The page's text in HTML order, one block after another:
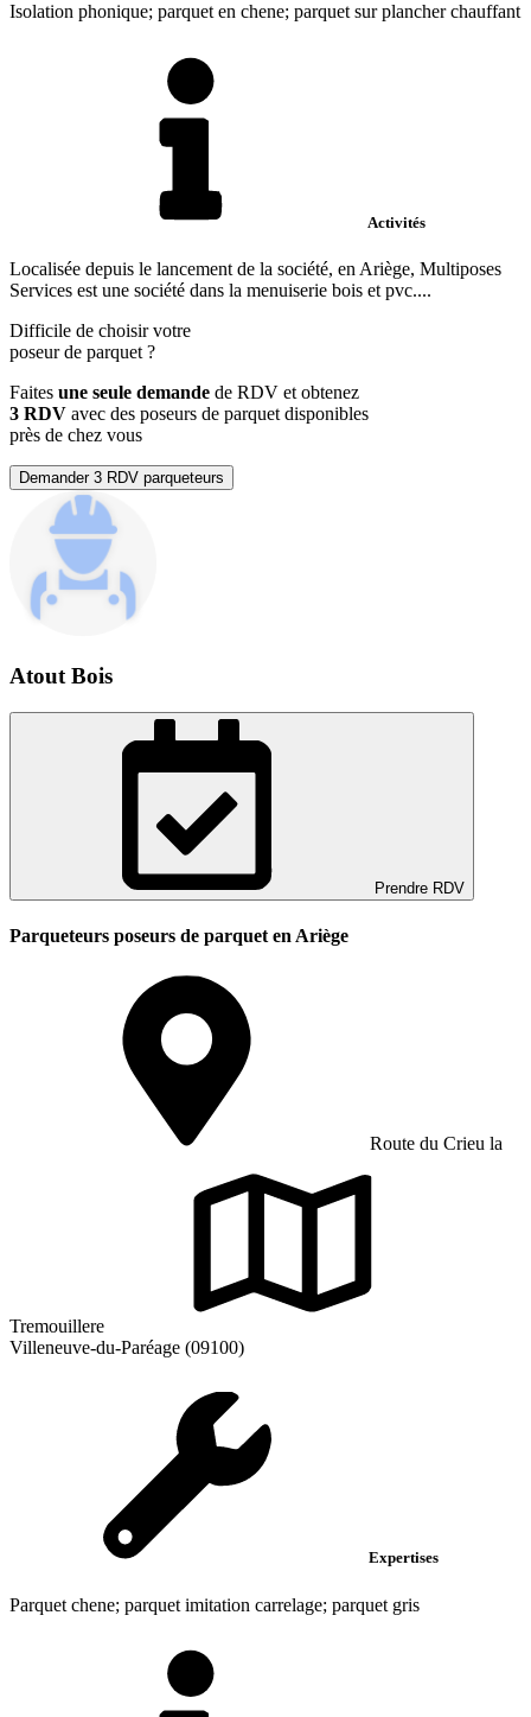
Isolation phonique; parquet en chene; parquet sur plancher chauffant
Activités
Localisée depuis le lancement de la société, en Ariège, Multiposes
Services est une société dans la menuiserie bois et pvc....
Difficile de choisir votre
poseur de parquet ?
Faites une seule demande de RDV et obtenez
3 RDV avec des poseurs de parquet disponibles
près de chez vous
Demander 3 RDV parqueteurs
Atout Bois
Prendre RDV
Parqueteurs poseurs de parquet en Ariège
Route du Crieu la
Tremouillere
Villeneuve-du-Paréage (09100)
Expertises
Parquet chene; parquet imitation carrelage; parquet gris